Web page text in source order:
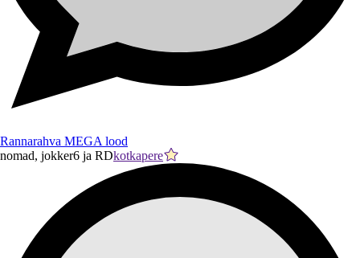
Rannarahva MEGA lood
nomad, jokker6 ja RDkotkapere